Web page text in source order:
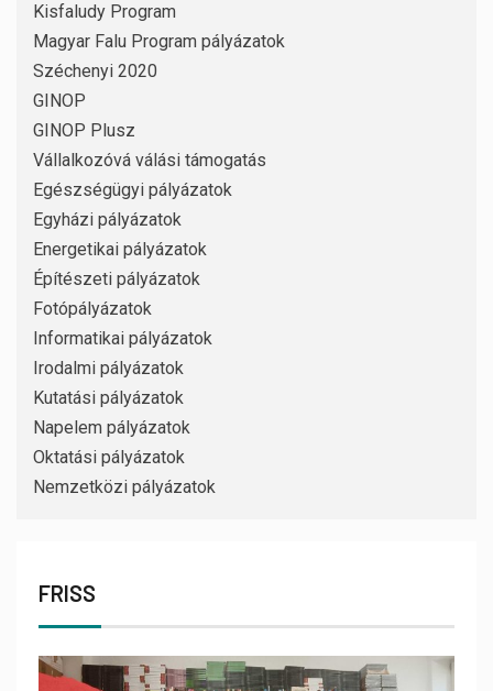
Kisfaludy Program
Magyar Falu Program pályázatok
Széchenyi 2020
GINOP
GINOP Plusz
Vállalkozóvá válási támogatás
Egészségügyi pályázatok
Egyházi pályázatok
Energetikai pályázatok
Építészeti pályázatok
Fotópályázatok
Informatikai pályázatok
Irodalmi pályázatok
Kutatási pályázatok
Napelem pályázatok
Oktatási pályázatok
Nemzetközi pályázatok
FRISS